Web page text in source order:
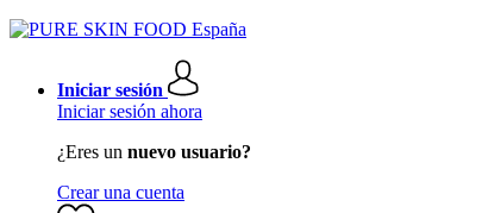
Iniciar sesión
Iniciar sesión ahora
¿Eres un nuevo usuario?
Crear una cuenta